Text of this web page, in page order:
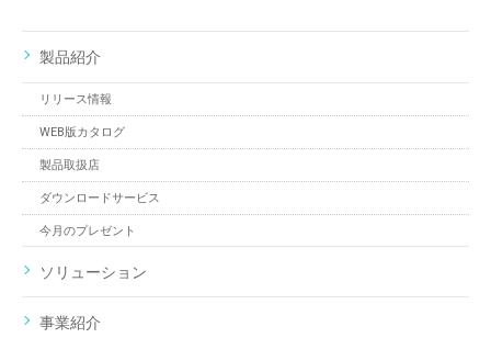
製品紹介
リリース情報
WEB版カタログ
製品取扱店
ダウンロードサービス
今月のプレゼント
ソリューション
事業紹介